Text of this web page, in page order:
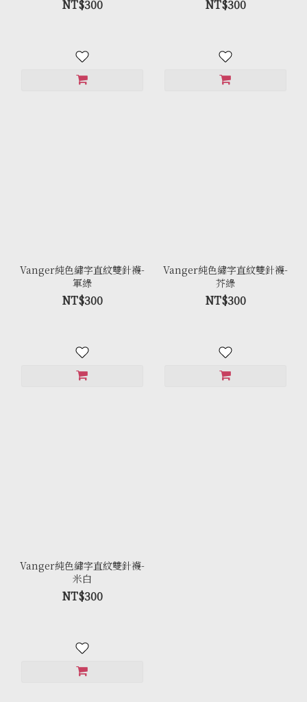
NT$300 NT$300
Vanger純色繡字直紋雙針襪-
軍綠
NT$300
Vanger純色繡字直紋雙針襪-
芥綠
NT$300
Vanger純色繡字直紋雙針襪-
米白
NT$300